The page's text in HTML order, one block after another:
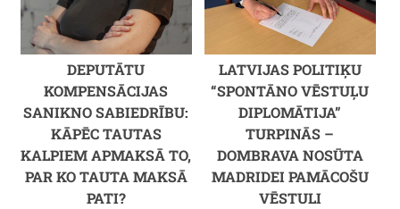
DEPUTĀTU
KOMPENSĀCIJAS
SANIKNO SABIEDRĪBU:
KĀPĒC TAUTAS
KALPIEM APMAKSĀ TO,
PAR KO TAUTA MAKSĀ
PATI?
LATVIJAS POLITIĶU
“SPONTĀNO VĒSTUĻU
DIPLOMĀTIJA”
TURPINĀS –
DOMBRAVA NOSŪTA
MADRIDEI PAMĀCOŠU
VĒSTULI